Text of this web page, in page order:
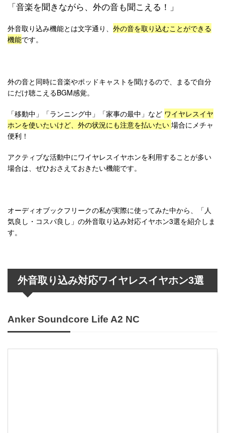
「音楽を聞きながら、外の音も聞こえる！」
外音取り込み機能とは文字通り、 外の音を取り込むことができる
機能です。
外の音と同時に音楽やポッドキャストを聞けるので、まるで自分
にだけ聴こえるBGM感覚。
「移動中」「ランニング中」「家事の最中」など ワイヤレスイヤ
ホンを使いたいけど、外の状況にも注意を払いたい 場合にメチャ
便利！
アクティブな活動中にワイヤレスイヤホンを利用することが多い
場合は、ぜひおさえておきたい機能です。
オーディオブックフリークの私が実際に使ってみた中から、「人
気良し・コスパ良し」の外音取り込み対応イヤホン3選を紹介しま
す。
外音取り込み対応ワイヤレスイヤホン3選
Anker Soundcore Life A2 NC